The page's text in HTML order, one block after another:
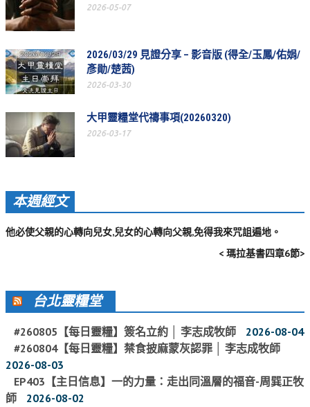
聚會剪影_2016年
聚會剪影_2014年
聚會剪影_2013年
教會節慶
教會節慶_2026年
教會節慶_2024年
教會節慶_2020年
教會節慶_2019年
教會節慶_2018年
教會節慶_2017年
教會節慶_2016年
2026-05-07
2026/03/29 見證分享 – 影音版 (得全/玉鳳/佑娟/
彥勛/楚茜)
2026-03-30
大甲靈糧堂代禱事項(20260320)
2026-03-17
本週經文
他必使父親的心轉向兒女,兒女的心轉向父親,免得我來咒詛遍地。
< 瑪拉基書四章6節>
台北靈糧堂
#260805【每日靈糧】簽名立約 │ 李志成牧師
2026-08-04
#260804【每日靈糧】禁食披麻蒙灰認罪 │ 李志成牧師
2026-08-03
EP403【主日信息】一的力量：走出同溫層的福音-周巽正牧
師
2026-08-02